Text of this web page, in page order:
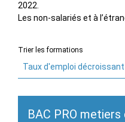
2022.
Les non-salariés et à
Trier les formations
Taux d'emploi décroissant
BAC PRO